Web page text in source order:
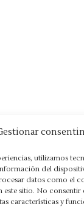
utilizamos
del
datos como el
este sitio. No
características y